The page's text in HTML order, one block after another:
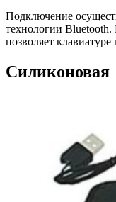
Подключение
технологии
позволяет клавиатуре
Cиликоновая